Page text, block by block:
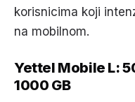
korisnicima koji
na mobilnom.
Yettel Mobile L:
1000 GB